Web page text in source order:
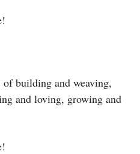
building and weaving,
and loving, growing and